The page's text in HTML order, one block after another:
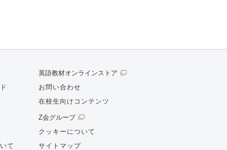
英語教材オンラインストア
お問い合わせ
在校生向けコンテンツ
Z会グループ
クッキーについて
て
サイトマップ